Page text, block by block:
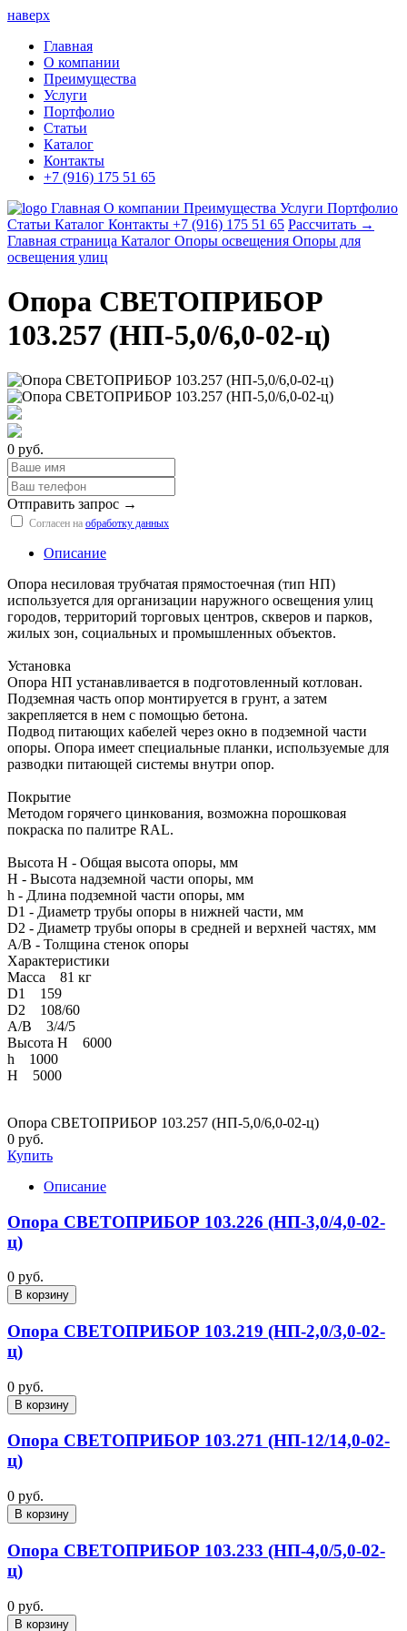
наверх
Главная
О компании
Преимущества
Услуги
Портфолио
Статьи
Каталог
Контакты
+7 (916) 175 51 65
Главная О компании Преимущества Услуги Портфолио
Статьи Каталог Контакты +7 (916) 175 51 65 Рассчитать →
Главная страница Каталог Опоры освещения Опоры для
освещения улиц
Опора СВЕТОПРИБОР
103.257 (НП-5,0/6,0-02-ц)
0 руб.
Отправить запрос →
Согласен на обработку данных
Описание
Опора несиловая трубчатая прямостоечная (тип НП)
используется для организации наружного освещения улиц
городов, территорий торговых центров, скверов и парков,
жилых зон, социальных и промышленных объектов.
Установка
Опора НП устанавливается в подготовленный котлован.
Подземная часть опор монтируется в грунт, а затем
закрепляется в нем с помощью бетона.
Подвод питающих кабелей через окно в подземной части
опоры. Опора имеет специальные планки, используемые для
разводки питающей системы внутри опор.
Покрытие
Методом горячего цинкования, возможна порошковая
покраска по палитре RAL.
Высота H - Общая высота опоры, мм
H - Высота надземной части опоры, мм
h - Длина подземной части опоры, мм
D1 - Диаметр трубы опоры в нижней части, мм
D2 - Диаметр трубы опоры в средней и верхней частях, мм
A/B - Толщина стенок опоры
Характеристики
Масса 81 кг
D1 159
D2 108/60
A/B 3/4/5
Высота H 6000
h 1000
Н 5000
Опора СВЕТОПРИБОР 103.257 (НП-5,0/6,0-02-ц)
0 руб.
Купить
Описание
Опора СВЕТОПРИБОР 103.226 (НП-3,0/4,0-02-
ц)
0 руб.
В корзину
Опора СВЕТОПРИБОР 103.219 (НП-2,0/3,0-02-
ц)
0 руб.
В корзину
Опора СВЕТОПРИБОР 103.271 (НП-12/14,0-02-
ц)
0 руб.
В корзину
Опора СВЕТОПРИБОР 103.233 (НП-4,0/5,0-02-
ц)
0 руб.
В корзину